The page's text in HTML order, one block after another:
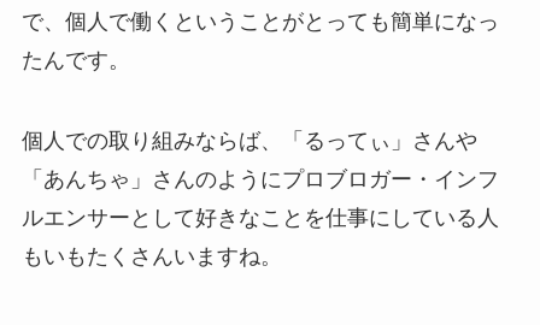
で、個人で働くということがとっても簡単になっ
たんです。
個人での取り組みならば、「るってぃ」さんや
「あんちゃ」さんのようにプロブロガー・インフ
ルエンサーとして好きなことを仕事にしている人
もいもたくさんいますね。